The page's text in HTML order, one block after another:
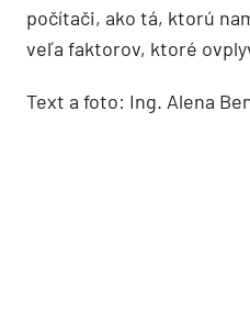
počítači, ako tá, ktorú
veľa faktorov, ktoré
Text a foto: Ing. Alena